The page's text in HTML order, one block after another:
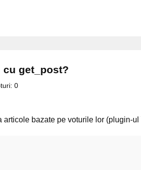
get_post?
0
bazate pe voturile lor (plugin-ul